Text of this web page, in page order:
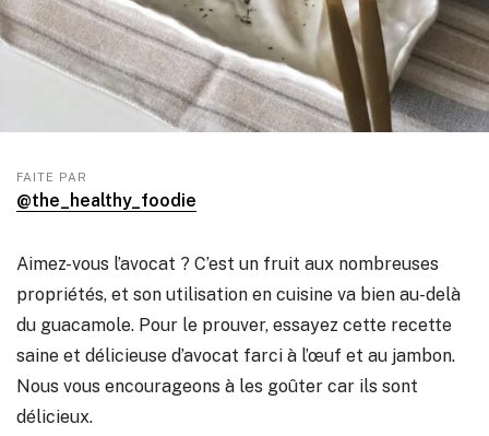
FAITE PAR
@the_healthy_foodie
Aimez-vous l’avocat ? C’est un fruit aux nombreuses
propriétés, et son utilisation en cuisine va bien au-delà
du guacamole. Pour le prouver, essayez cette recette
saine et délicieuse d’avocat farci à l’œuf et au jambon.
Nous vous encourageons à les goûter car ils sont
délicieux.